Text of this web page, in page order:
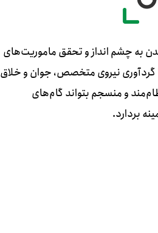
به چشم انداز و تحقق ماموریت‌های
گردآوری نیروی متخصص، جوان و خلاق
و منسجم بتواند گام‌های
بردارد.